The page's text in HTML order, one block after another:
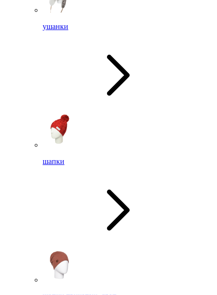
ушанки
шапки